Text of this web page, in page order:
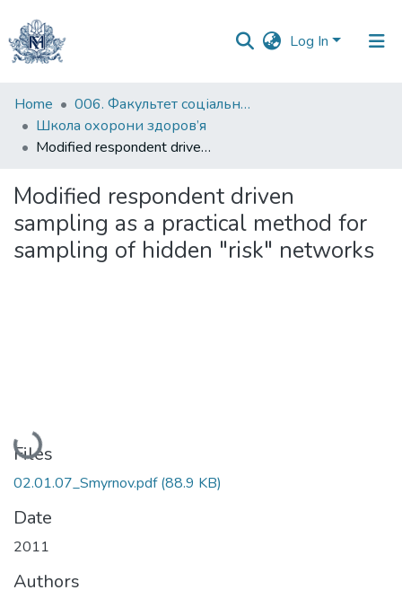
Log In
Communities
&
Collections
Statistics
Home
006. Факультет соціальних наук і соціальних технологій
Школа охорони здоров’я
Modified respondent driven sampling as a practical method for sampling of hidden "risk" networks
Modified respondent driven
sampling as a practical method for
sampling of hidden "risk" networks
Loading...
Files
02.01.07_Smyrnov.pdf(88.9 KB)
Date
2011
Authors